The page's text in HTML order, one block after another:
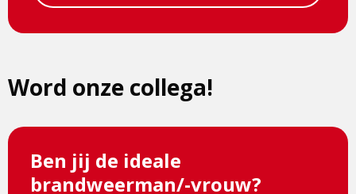
Word onze collega!
Ben jij de ideale
brandweerman/-vrouw?